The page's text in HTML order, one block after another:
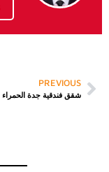
PREVIOUS
شقق فندقية جدة الحمراء